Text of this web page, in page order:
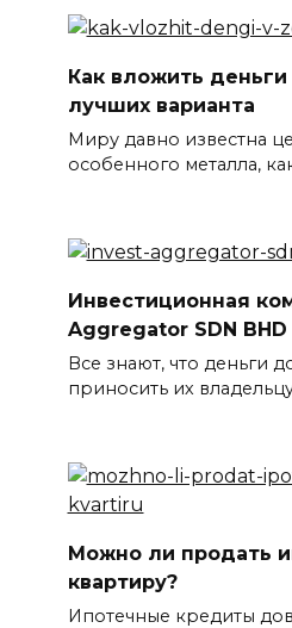
Как вложить деньги
лучших варианта
Миру давно известна
особенного металла,
Инвестиционная
Aggregator SDN BHD
Все знают, что деньги
приносить их
Можно ли продать
квартиру?
Ипотечные кредиты